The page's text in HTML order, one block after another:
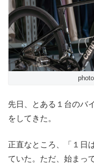
先日、とある１台のバ
をしてきた。
正直なところ、「１日
ていた。ただ、始まっ